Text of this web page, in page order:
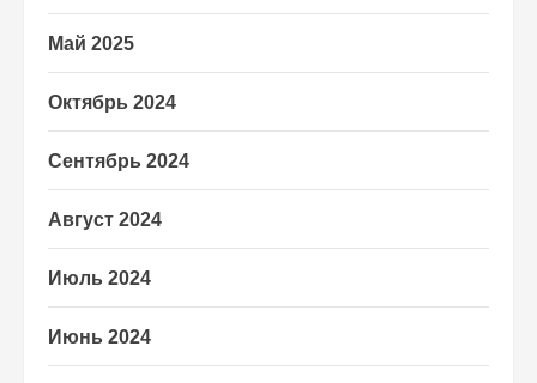
Май 2025
Октябрь 2024
Сентябрь 2024
Август 2024
Июль 2024
Июнь 2024